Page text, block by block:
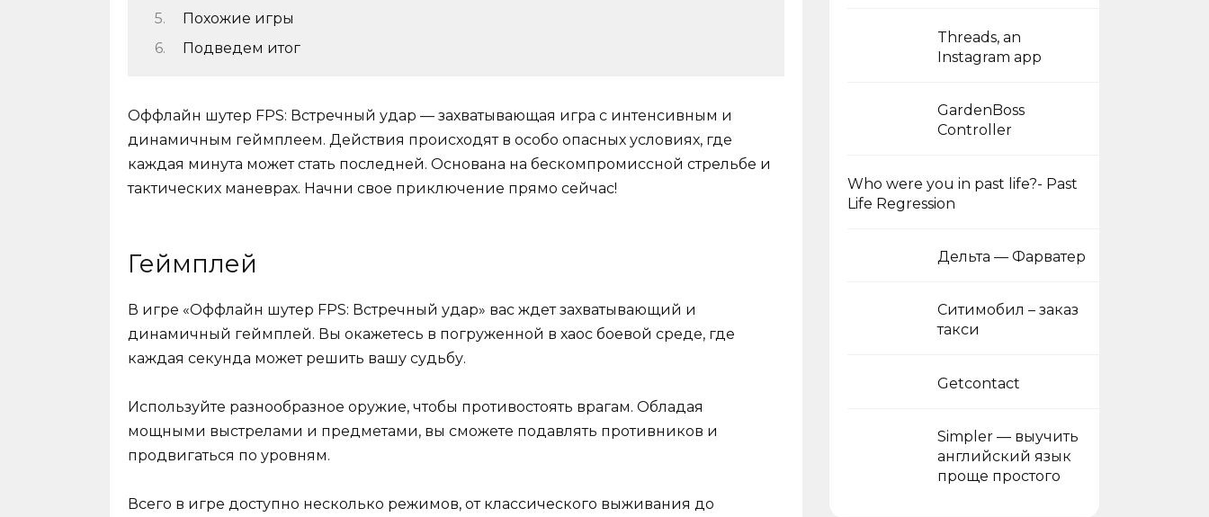
Похожие игры
Подведем итог
Оффлайн шутер FPS: Встречный удар — захватывающая игра с интенсивным и
динамичным геймплеем. Действия происходят в особо опасных условиях, где
каждая минута может стать последней. Основана на бескомпромиссной стрельбе и
тактических маневрах. Начни свое приключение прямо сейчас!
Геймплей
В игре «Оффлайн шутер FPS: Встречный удар» вас ждет захватывающий и
динамичный геймплей. Вы окажетесь в погруженной в хаос боевой среде, где
каждая секунда может решить вашу судьбу.
Используйте разнообразное оружие, чтобы противостоять врагам. Обладая
мощными выстрелами и предметами, вы сможете подавлять противников и
продвигаться по уровням.
Всего в игре доступно несколько режимов, от классического выживания до
Threads, an
Instagram app
GardenBoss
Controller
Who were you in past life?- Past
Life Regression
Дельта — Фарватер
Ситимобил – заказ
такси
Getcontact
Simpler — выучить
английский язык
проще простого